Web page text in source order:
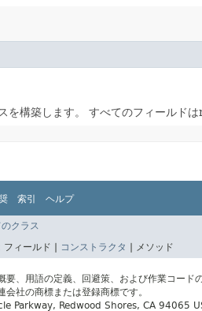
構築します。 すべてのフィールドは
索引 ヘルプ
クラス
フィールド | コンストラクタ | メソッド
、用語の定義、回避策、および作業コー
社の商標または登録商標です。
Redwood Shores, CA 94065